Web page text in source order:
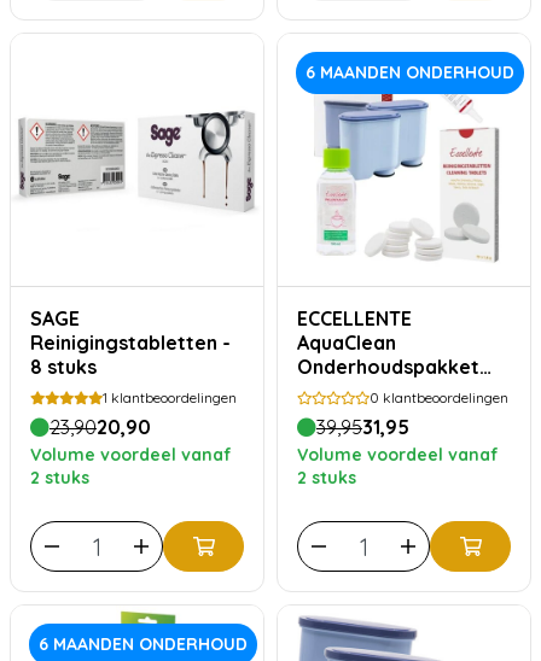
SAGE
Reinigingstabletten -
8 stuks
1 klantbeoordelingen
23,9020,90
Volume voordeel vanaf
2 stuks
6 MAANDEN ONDERHOUD
ECCELLENTE
AquaClean
Onderhoudspakket
voor Philips – 2
Waterfilters,
Ontkalker,
Reinigingstabletten &
Siliconenvet
0 klantbeoordelingen
39,9531,95
Volume voordeel vanaf
2 stuks
6 MAANDEN ONDERHOUD